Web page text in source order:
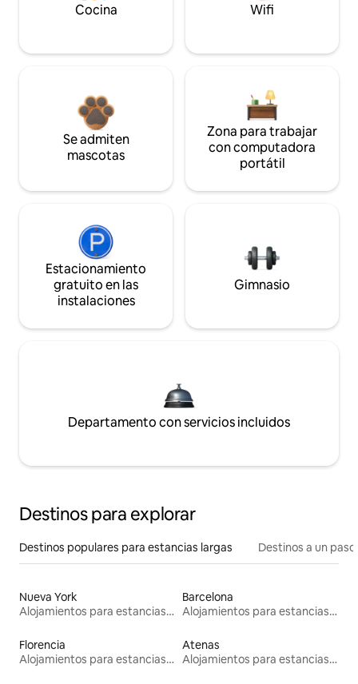
Cocina Wifi
Se admiten
mascotas
Zona para trabajar
con computadora
portátil
Estacionamiento
gratuito en las
instalaciones
Gimnasio
Departamento con servicios incluidos
Destinos para explorar
Destinos populares para estancias largas Destinos a un
Nueva York
Alojamientos para estancias largas
Barcelona
Alojamientos para estancias largas
Florencia
Alojamientos para estancias largas
Atenas
Alojamientos para estancias largas